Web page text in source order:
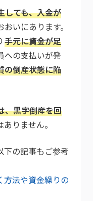
しても、入金が
おいにあります。
手元に資金が足
への支払いが発
の倒産状態に陥
、黒字倒産を回
りません。
の記事もご参考
方法や資金繰りの